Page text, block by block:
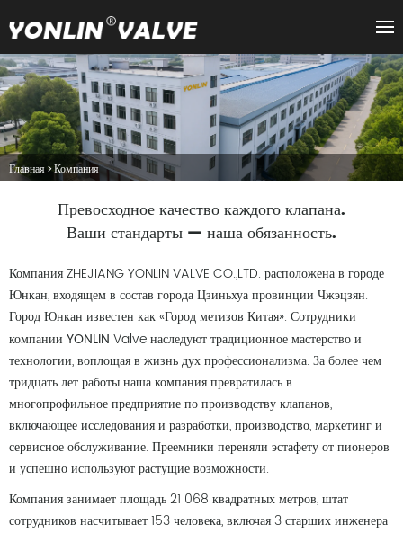
Главная>Компания
Превосходное качество каждого клапана.
Ваши стандарты — наша обязанность.
Компания ZHEJIANG YONLIN VALVE CO.,LTD. расположена в городе
Юнкан, входящем в состав города Цзиньхуа провинции Чжэцзян.
Город Юнкан известен как «Город метизов Китая». Сотрудники
компании YONLIN Valve наследуют традиционное мастерство и
технологии, воплощая в жизнь дух профессионализма. За более чем
тридцать лет работы наша компания превратилась в
многопрофильное предприятие по производству клапанов,
включающее исследования и разработки, производство, маркетинг и
сервисное обслуживание. Преемники переняли эстафету от пионеров
и успешно используют растущие возможности.
Компания занимает площадь 21 068 квадратных метров, штат
сотрудников насчитывает 153 человека, включая 3 старших инженера